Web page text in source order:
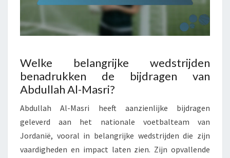
Welke belangrijke wedstrijden
benadrukken de bijdragen van
Abdullah Al-Masri?
Abdullah Al-Masri heeft aanzienlijke bijdragen
geleverd aan het nationale voetbalteam van
Jordanië, vooral in belangrijke wedstrijden die zijn
vaardigheden en impact laten zien. Zijn opvallende